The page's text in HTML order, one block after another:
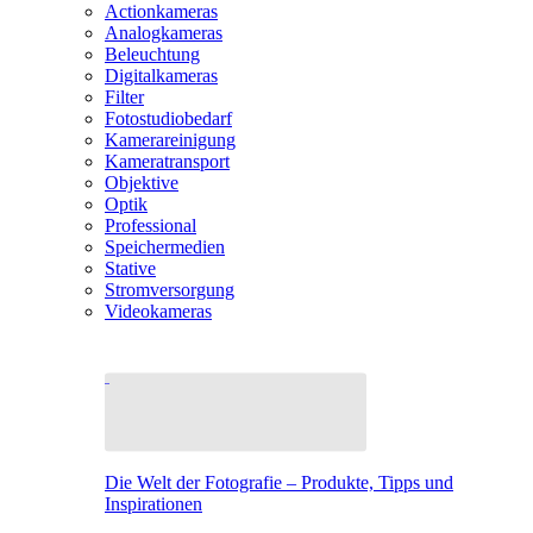
Actionkameras
Analogkameras
Beleuchtung
Digitalkameras
Filter
Fotostudiobedarf
Kamerareinigung
Kameratransport
Objektive
Optik
Professional
Speichermedien
Stative
Stromversorgung
Videokameras
Die Welt der Fotografie – Produkte, Tipps und
Inspirationen